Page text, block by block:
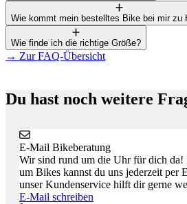
Wie kommt mein bestelltes Bike bei mir zu
Wie finde ich die richtige Größe?
→ Zur FAQ-Übersicht
Du hast noch weitere
E-Mail Bikeberatung
Wir sind rund um die Uhr für dich da!
um Bikes kannst du uns jederzeit per
unser Kundenservice hilft dir gerne
E-Mail schreiben